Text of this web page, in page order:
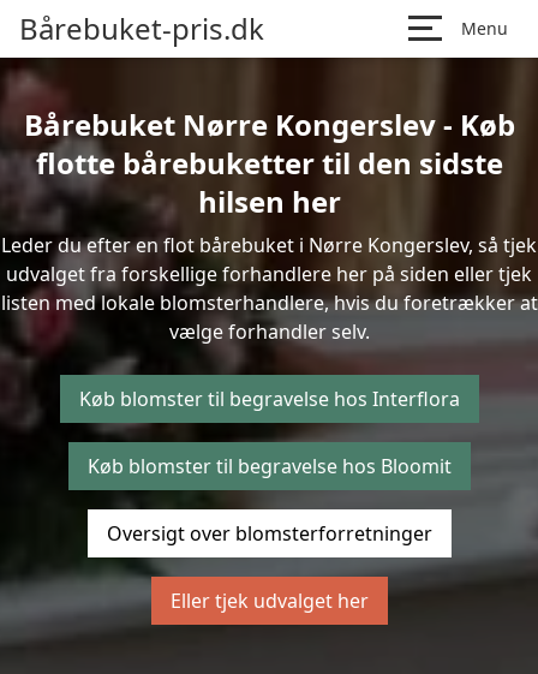
Bårebuket-pris.dk Menu
Bårebuket Nørre Kongerslev - Køb
flotte bårebuketter til den sidste
hilsen her
Leder du efter en flot bårebuket i Nørre Kongerslev, så tjek
udvalget fra forskellige forhandlere her på siden eller tjek
listen med lokale blomsterhandlere, hvis du foretrækker at
vælge forhandler selv.
Køb blomster til begravelse hos Interflora
Køb blomster til begravelse hos Bloomit
Oversigt over blomsterforretninger
Eller tjek udvalget her